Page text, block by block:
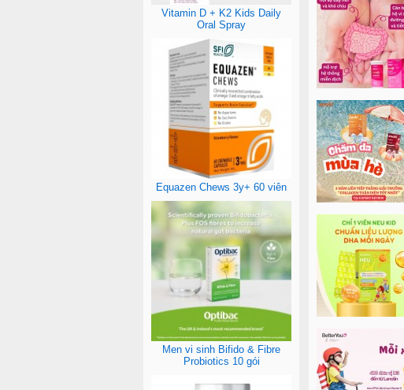
Vitamin D + K2 Kids Daily
Oral Spray
Equazen Chews 3y+ 60 viên
Men vi sinh Bifido & Fibre
Probiotics 10 gói